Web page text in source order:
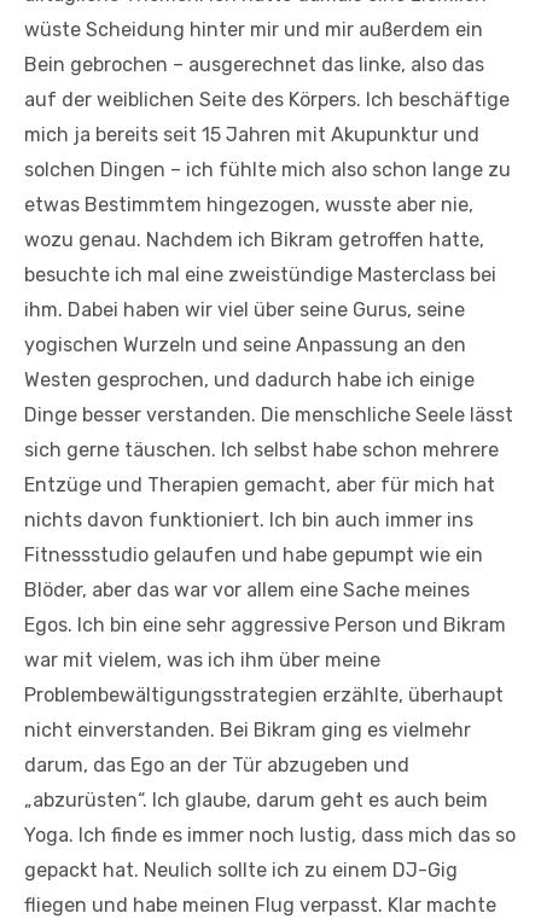
wüste Scheidung hinter mir und mir außerdem ein
Bein gebrochen – ausgerechnet das linke, also das
auf der weiblichen Seite des Körpers. Ich beschäftige
mich ja bereits seit 15 Jahren mit Akupunktur und
solchen Dingen – ich fühlte mich also schon lange zu
etwas Bestimmtem hingezogen, wusste aber nie,
wozu genau. Nachdem ich Bikram getroffen hatte,
besuchte ich mal eine zweistündige Masterclass bei
ihm. Dabei haben wir viel über seine Gurus, seine
yogischen Wurzeln und seine Anpassung an den
Westen gesprochen, und dadurch habe ich einige
Dinge besser verstanden. Die menschliche Seele lässt
sich gerne täuschen. Ich selbst habe schon mehrere
Entzüge und Therapien gemacht, aber für mich hat
nichts davon funktioniert. Ich bin auch immer ins
Fitnessstudio gelaufen und habe gepumpt wie ein
Blöder, aber das war vor allem eine Sache meines
Egos. Ich bin eine sehr aggressive Person und Bikram
war mit vielem, was ich ihm über meine
Problembewältigungsstrategien erzählte, überhaupt
nicht einverstanden. Bei Bikram ging es vielmehr
darum, das Ego an der Tür abzugeben und
„abzurüsten“. Ich glaube, darum geht es auch beim
Yoga. Ich finde es immer noch lustig, dass mich das so
gepackt hat. Neulich sollte ich zu einem DJ-Gig
fliegen und habe meinen Flug verpasst. Klar machte